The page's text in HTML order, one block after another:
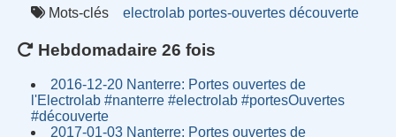
Mots-clés
electrolab portes-ouvertes découverte
Hebdomadaire 26 fois
2016-12-20 Nanterre: Portes ouvertes de
l'Electrolab #nanterre #electrolab #portesOuvertes
#découverte
2017-01-03 Nanterre: Portes ouvertes de